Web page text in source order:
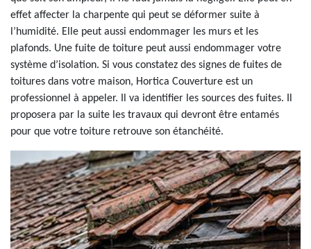
effet affecter la charpente qui peut se déformer suite à
l’humidité. Elle peut aussi endommager les murs et les
plafonds. Une fuite de toiture peut aussi endommager votre
système d’isolation. Si vous constatez des signes de fuites de
toitures dans votre maison, Hortica Couverture est un
professionnel à appeler. Il va identifier les sources des fuites. Il
proposera par la suite les travaux qui devront être entamés
pour que votre toiture retrouve son étanchéité.